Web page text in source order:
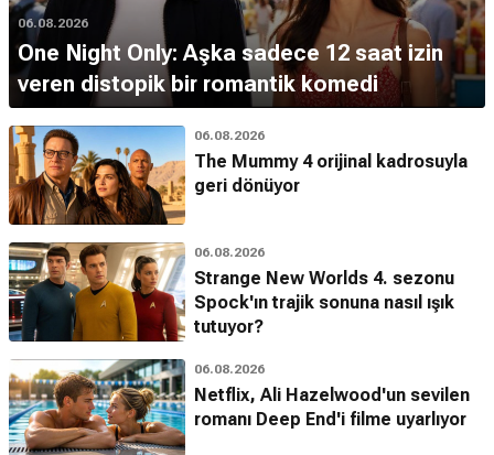
06.08.2026
One Night Only: Aşka sadece 12 saat izin
veren distopik bir romantik komedi
06.08.2026
The Mummy 4 orijinal kadrosuyla
geri dönüyor
06.08.2026
Strange New Worlds 4. sezonu
Spock'ın trajik sonuna nasıl ışık
tutuyor?
06.08.2026
Netflix, Ali Hazelwood'un sevilen
romanı Deep End'i filme uyarlıyor